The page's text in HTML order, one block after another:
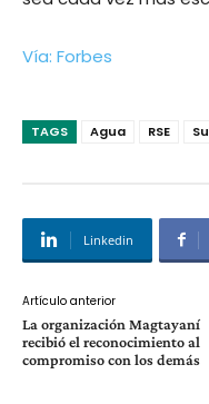
Vía: Forbes
TAGS Agua RSE
Linkedin
Artículo anterior
La organización Magtayaní
recibió el reconocimiento al
compromiso con los demás